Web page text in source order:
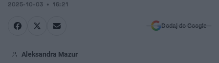
2025-10-03 16:21
Dodaj do Google
Aleksandra Mazur